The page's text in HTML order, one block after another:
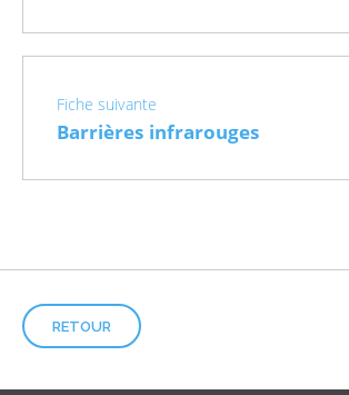
Fiche suivante
Barrières infrarouges
RETOUR